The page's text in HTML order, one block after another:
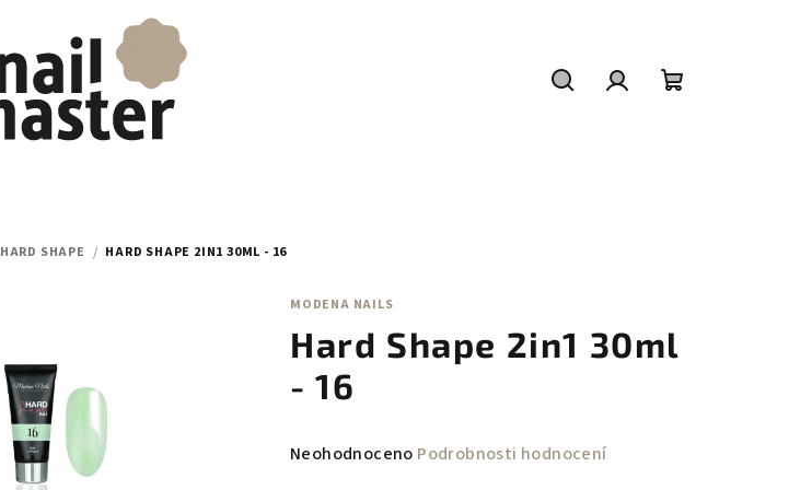
HARD SHAPE / HARD SHAPE 2IN1 30ML - 16
MODENA NAILS
Hard Shape 2in1 30ml
- 16
Průměrné
Neohodnoceno Podrobnosti hodnocení